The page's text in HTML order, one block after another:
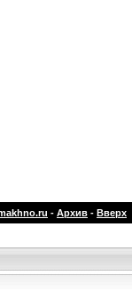
- Архив - Вверх